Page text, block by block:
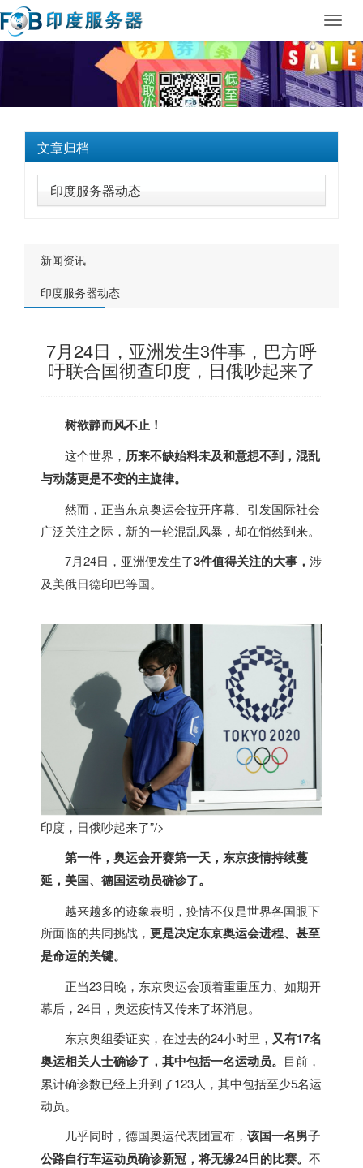
文章归档
印度服务器动态
新闻资讯
印度服务器动态
7月24日，亚洲发生3件事，巴方呼
吁联合国彻查印度，日俄吵起来了
树欲静而风不止！
这个世界， 历来不缺始料未及和意想不到，混乱
与动荡更是不变的主旋律。
然而，正当东京奥运会拉开序幕、引发国际社会
广泛关注之际，新的一轮混乱风暴，却在悄然到来。
7月24日，亚洲便发生了3件值得关注的大事， 涉
及美俄日德印巴等国。
印度，日俄吵起来了”/>
第一件，奥运会开赛第一天，东京疫情持续蔓
延，美国、德国运动员确诊了。
越来越多的迹象表明，疫情不仅是世界各国眼下
所面临的共同挑战， 更是决定东京奥运会进程、甚至
是命运的关键。
正当23日晚，东京奥运会顶着重重压力、如期开
幕后，24日，奥运疫情又传来了坏消息。
东京奥组委证实，在过去的24小时里， 又有17名
奥运相关人士确诊了，其中包括一名运动员。 目前，
累计确诊数已经上升到了123人，其中包括至少5名运
动员。
几乎同时，德国奥运代表团宣布， 该国一名男子
公路自行车运动员确诊新冠，将无缘24日的比赛。 不